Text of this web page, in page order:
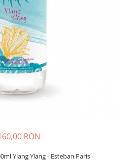
RON
Ylang Ylang - Esteban Paris